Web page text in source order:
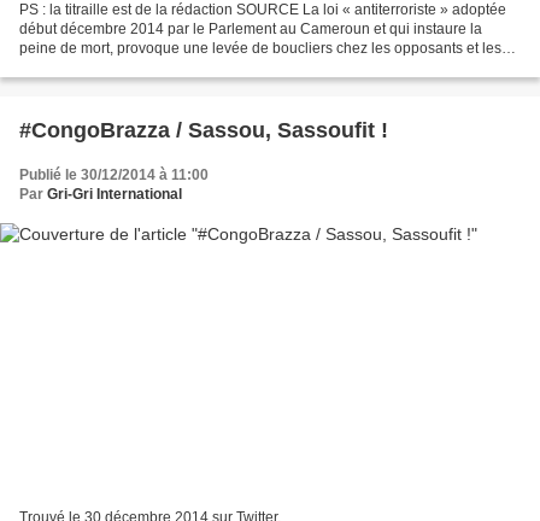
PS : la titraille est de la rédaction SOURCE La loi « antiterroriste » adoptée
début décembre 2014 par le Parlement au Cameroun et qui instaure la
peine de mort, provoque une levée de boucliers chez les opposants et les
#CongoBrazza / Sassou, Sassoufit !
Publié le 30/12/2014 à 11:00
Par Gri-Gri International
Trouvé le 30 décembre 2014 sur Twitter.